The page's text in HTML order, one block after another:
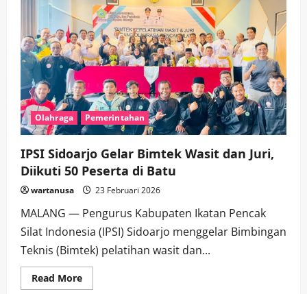
Olahraga Pemerintahan
IPSI Sidoarjo Gelar Bimtek Wasit dan Juri,
Diikuti 50 Peserta di Batu
wartanusa 23 Februari 2026
MALANG — Pengurus Kabupaten Ikatan Pencak
Silat Indonesia (IPSI) Sidoarjo menggelar Bimbingan
Teknis (Bimtek) pelatihan wasit dan...
Read MoreRead
more